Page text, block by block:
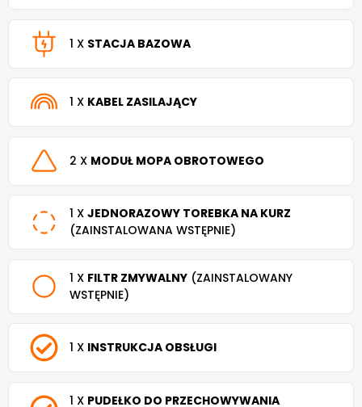
1 X STACJA BAZOWA
1 X KABEL ZASILAJĄCY
2 X MODUŁ MOPA OBROTOWEGO
1 X JEDNORAZOWY TOREBKA NA KURZ
(ZAINSTALOWANA WSTĘPNIE)
1 X FILTR ZMYWALNY(ZAINSTALOWANY
WSTĘPNIE)
1 X INSTRUKCJA OBSŁUGI
1 X PUDEŁKO DO PRZECHOWYWANIA